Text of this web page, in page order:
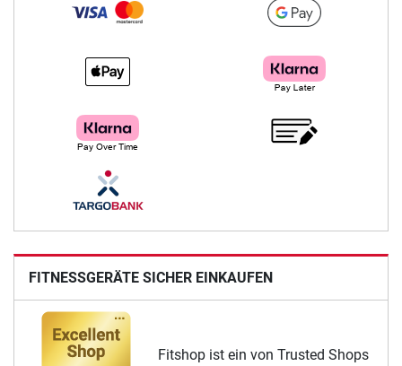
FITNESSGERÄTE SICHER EINKAUFEN
Fitshop ist ein von Trusted Shops